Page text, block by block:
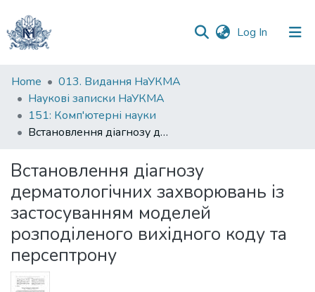
Log In (current)
Communities
&
Collections
Statistics
Home
013. Видання НаУКМА
Наукові записки НаУКМА
151: Комп'ютерні науки
Встановлення діагнозу дерматологічних захворювань із застосуванням моделей розподіленого вихідного коду та персептрону
Встановлення діагнозу
дерматологічних захворювань із
застосуванням моделей
розподіленого вихідного коду та
персептрону